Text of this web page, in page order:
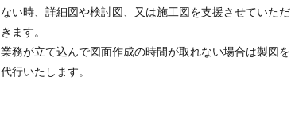
ない時、詳細図や検討図、又は施工図を支援させていただ
きます。
業務が立て込んで図面作成の時間が取れない場合は製図を
代行いたします。